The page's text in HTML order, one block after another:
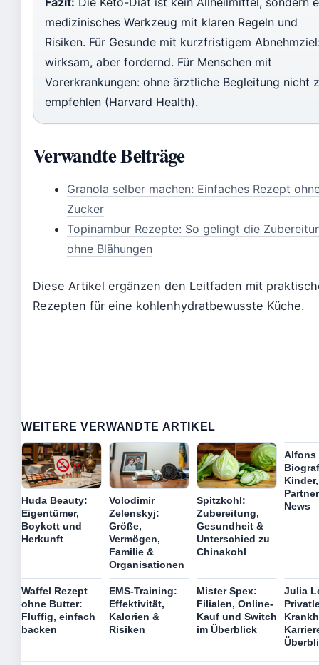
medizinisches Werkzeug mit klaren Regeln und
Risiken. Für Gesunde mit kurzfristigem
wirksam, aber fordernd. Für Menschen mit
Vorerkrankungen: ohne ärztliche Begleitung nicht
empfehlen (Harvard Health).
Verwandte Beiträge
Granola selber machen: Einfaches Rezept
Zucker
Topinambur Rezepte: So gelingt die
ohne Blähungen
Diese Artikel ergänzen den Leitfaden mit
Rezepten für eine kohlenhydratbewusste Küche.
WEITERE VERWANDTE ARTIKEL
Huda Beauty:
Eigentümer,
Boykott und
Herkunft
Volodimir
Zelenskyj:
Größe,
Vermögen,
Familie &
Organisationen
Spitzkohl:
Zubereitung,
Gesundheit &
Unterschied zu
Chinakohl
Alfons
News
Waffel Rezept
ohne Butter:
Fluffig, einfach
backen
EMS-Training:
Effektivität,
Kalorien &
Risiken
Mister Spex:
Filialen, Online-
Kauf und Switch
im Überblick
Julia